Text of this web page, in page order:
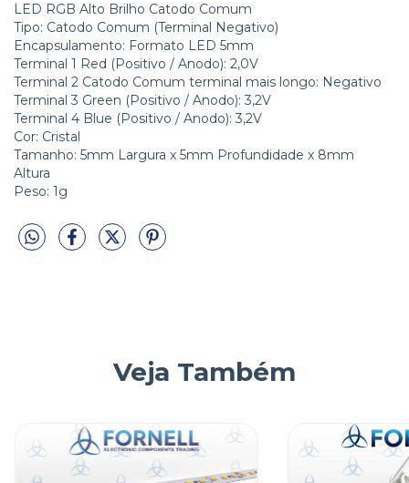
LED RGB Alto Brilho Catodo Comum
Tipo: Catodo Comum (Terminal Negativo)
Encapsulamento: Formato LED 5mm
Terminal 1 Red (Positivo / Anodo): 2,0V
Terminal 2 Catodo Comum terminal mais longo: Negativo
Terminal 3 Green (Positivo / Anodo): 3,2V
Terminal 4 Blue (Positivo / Anodo): 3,2V
Cor: Cristal
Tamanho: 5mm Largura x 5mm Profundidade x 8mm
Altura
Peso: 1g
Veja Também